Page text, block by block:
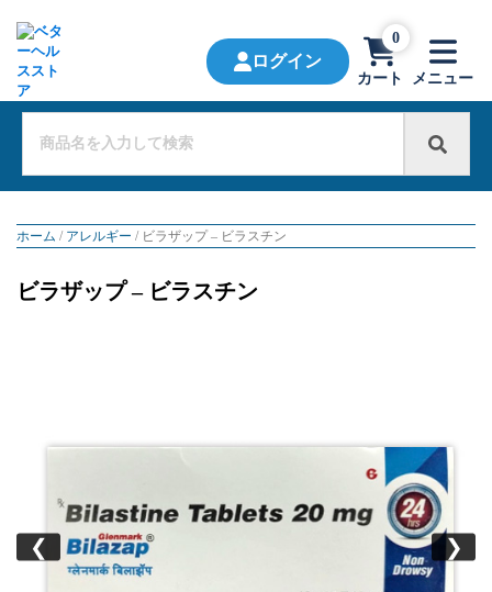
ログイン
カート
0
メニュー
ホーム / アレルギー / ビラザップ – ビラスチン
ビラザップ – ビラスチン
❮ ❯